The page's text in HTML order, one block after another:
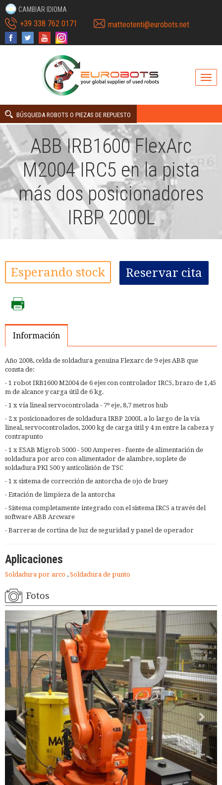
CAMBIAR IDIOMA
+39 338 762 0171 matteotenti@eurobots.net
BÚSQUEDA ROBOTS O PIEZAS DE REPUESTO
ABB IRB1600 FlexArc
M2004 IRC5 en la pista
más dos posicionadores
IRBP 2000L
Esperando stock Reservar cita
Información
Año 2008, celda de soldadura genuina Flexarc de 9 ejes ABB que
consta de:
- 1 robot IRB1600 M2004 de 6 ejes con controlador IRC5, brazo de 1,45
m de alcance y carga útil de 6 kg.
- 1 x vía lineal servocontrolada - 7º eje, 8,7 metros hub
- 2 x posicionadores de soldadura IRBP 2000L a lo largo de la vía
lineal, servocontrolados, 2000 kg de carga útil y 4 m entre la cabeza y
contrapunto
- 1 x ESAB Migrob 5000 - 500 Amperes - fuente de alimentación de
soldadura por arco con alimentador de alambre, soplete de
soldadura PKI 500 y anticolisión de TSC
- 1 x sistema de corrección de antorcha de ojo de buey
- Estación de limpieza de la antorcha
- Sistema completamente integrado con el sistema IRC5 a través del
software ABB Arcware
- Barreras de cortina de luz de seguridad y panel de operador
Aplicaciones
Soldadura por arco , Soldadura de punto
Fotos